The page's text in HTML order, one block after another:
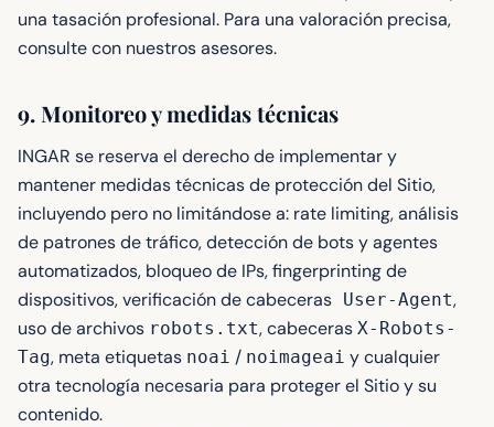
una tasación profesional. Para una valoración precisa,
consulte con nuestros asesores.
9. Monitoreo y medidas técnicas
INGAR se reserva el derecho de implementar y
mantener medidas técnicas de protección del Sitio,
incluyendo pero no limitándose a: rate limiting, análisis
de patrones de tráfico, detección de bots y agentes
automatizados, bloqueo de IPs, fingerprinting de
dispositivos, verificación de cabeceras User-Agent,
uso de archivos robots.txt, cabeceras X-Robots-
Tag, meta etiquetas noai / noimageai y cualquier
otra tecnología necesaria para proteger el Sitio y su
contenido.